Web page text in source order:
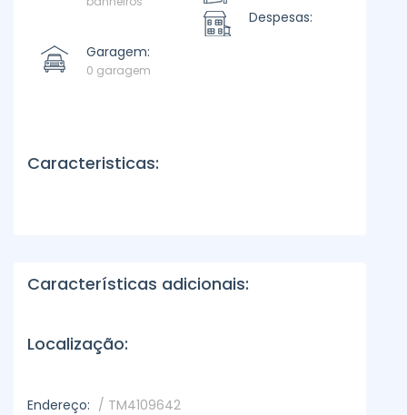
Despesas:
Garagem:
0 garagem
Caracteristicas:
Características adicionais:
Localização:
Endereço: / TM4109642